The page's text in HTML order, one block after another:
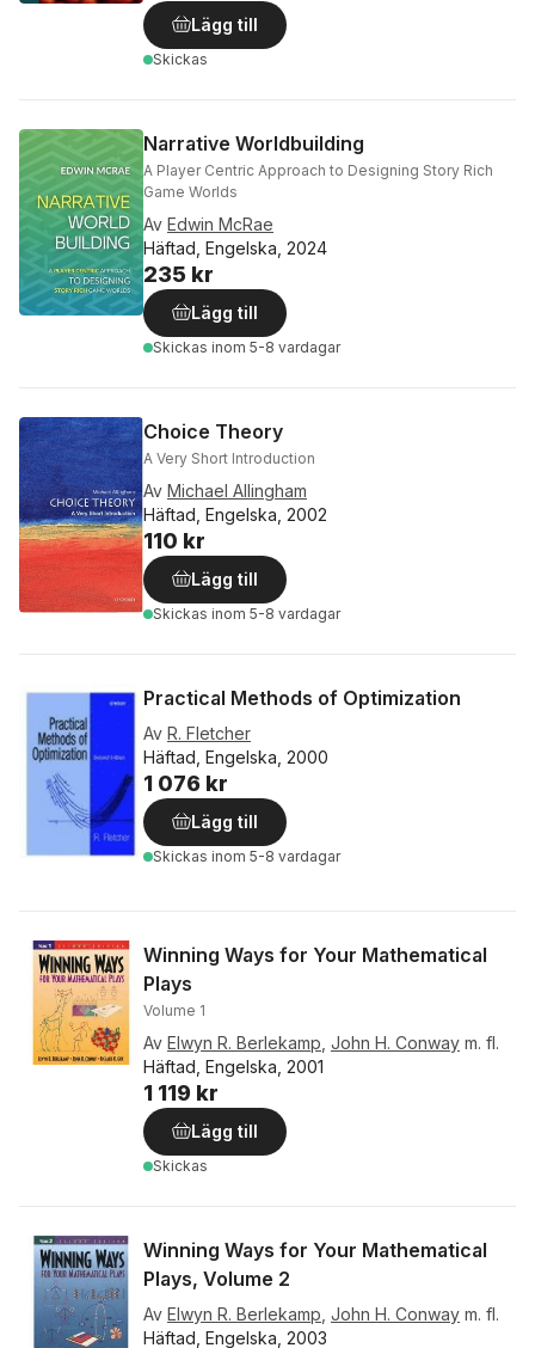
Lägg till
Skickas
Narrative Worldbuilding
A Player Centric Approach to Designing Story Rich
Game Worlds
Av Edwin McRae
Häftad, Engelska, 2024
235 kr
Lägg till
Skickas inom 5-8 vardagar
Choice Theory
A Very Short Introduction
Av Michael Allingham
Häftad, Engelska, 2002
110 kr
Lägg till
Skickas inom 5-8 vardagar
Practical Methods of Optimization
Av R. Fletcher
Häftad, Engelska, 2000
1 076 kr
Lägg till
Skickas inom 5-8 vardagar
Winning Ways for Your Mathematical
Plays
Volume 1
Av Elwyn R. Berlekamp John H. Conway m. fl.
Häftad, Engelska, 2001
1 119 kr
Lägg till
Skickas
Winning Ways for Your Mathematical
Plays, Volume 2
Av Elwyn R. Berlekamp John H. Conway m. fl.
Häftad, Engelska, 2003